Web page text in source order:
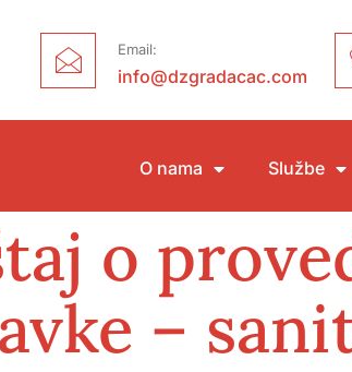
Email:
info@dzgradacac.com
O nama Službe
o
–